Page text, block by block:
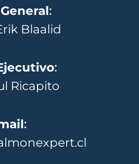
:
Blaalid
:
Ricapito
: